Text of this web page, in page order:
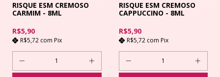
RISQUE ESM CREMOSO
CARMIM - 8ML
R$5,90
R$5,72 com Pix
RISQUE ESM CREMOSO
CAPPUCCINO - 8ML
R$5,90
R$5,72 com Pix